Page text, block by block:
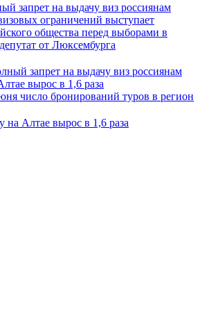
запрет на выдачу виз россиянам
ограничений выступает
общества перед выборами в
от Люксембурга
вырос в 1,6 раза
число бронирований туров в регион